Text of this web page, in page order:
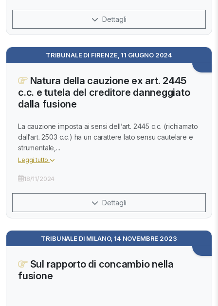
Dettagli
TRIBUNALE DI FIRENZE, 11 GIUGNO 2024
Natura della cauzione ex art. 2445
c.c. e tutela del creditore danneggiato
dalla fusione
La cauzione imposta ai sensi dell’art. 2445 c.c. (richiamato
dall’art. 2503 c.c.) ha un carattere lato sensu cautelare e
strumentale,...
Leggi tutto
18/11/2024
Dettagli
TRIBUNALE DI MILANO, 14 NOVEMBRE 2023
Sul rapporto di concambio nella
fusione